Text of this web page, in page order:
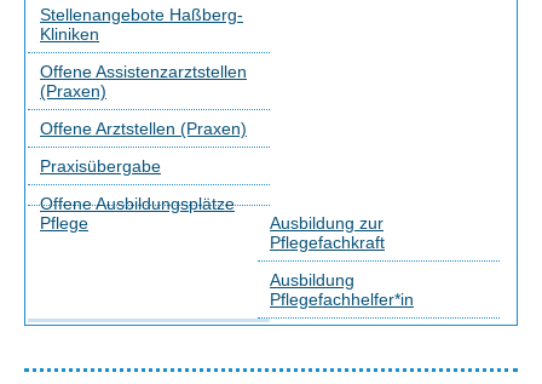
Stellenangebote Haßberg-
Kliniken
Offene Assistenzarztstellen
(Praxen)
Offene Arztstellen (Praxen)
Praxisübergabe
Offene Ausbildungsplätze
Pflege
Ausbildung zur
Pflegefachkraft
Ausbildung
Pflegefachhelfer*in